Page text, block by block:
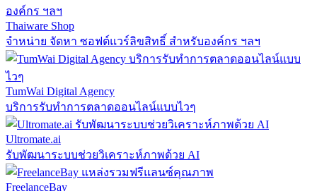
Thaiware Shop
จำหน่าย จัดหา ซอฟต์แวร์ลิขสิทธิ์ สำหรับองค์กร ฯลฯ
TumWai Digital Agency
บริการรับทำการตลาดออนไลน์แบบไวๆ
Ultromate.ai
รับพัฒนาระบบช่วยวิเคราะห์ภาพด้วย AI
FreelanceBay